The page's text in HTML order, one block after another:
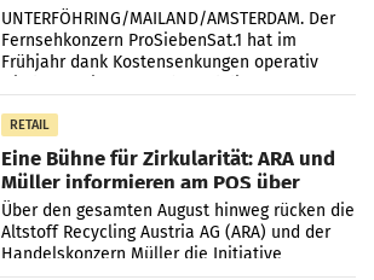
UNTERFÖHRING/MAILAND/AMSTERDAM. Der
Fernsehkonzern ProSiebenSat.1 hat im
Frühjahr dank Kostensenkungen operativ
RETAIL
Eine Bühne für Zirkularität: ARA und
Müller informieren am POS über
Kreislauffähigkeit
Über den gesamten August hinweg rücken die
Altstoff Recycling Austria AG (ARA) und der
Handelskonzern Müller die Initiative
„Kreislauf-Helden“ in allen österreichischen